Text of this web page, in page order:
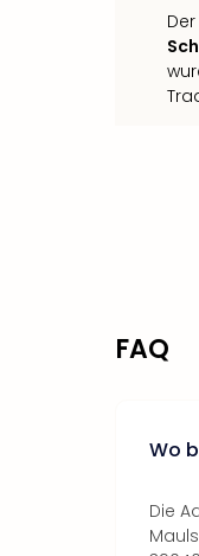
FAQ
Wo
Die
Mauls